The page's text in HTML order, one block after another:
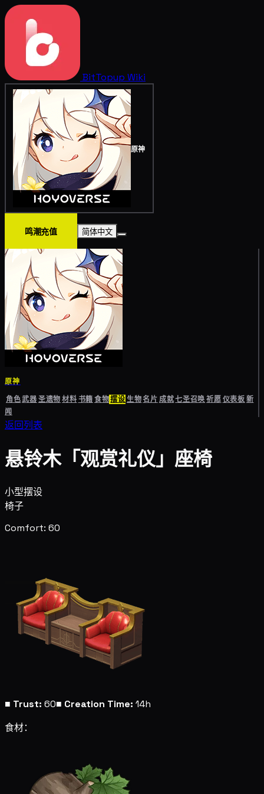
BitTopup Wiki
原神
鸣潮充值 简体中文
原神
角色武器圣遗物材料书籍食物摆设生物名片成就七圣召唤祈愿仪表板新
闻
返回列表
悬铃木「观赏礼仪」座椅
小型摆设
椅子
Comfort: 60
■ Trust: 60■ Creation Time: 14h
食材：